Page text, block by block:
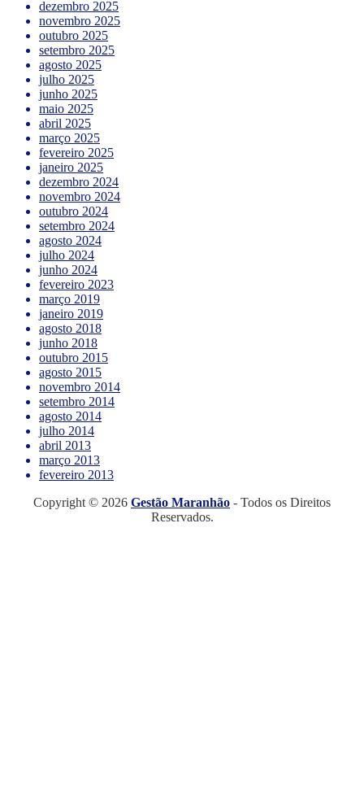
dezembro 2025
novembro 2025
outubro 2025
setembro 2025
agosto 2025
julho 2025
junho 2025
maio 2025
abril 2025
março 2025
fevereiro 2025
janeiro 2025
dezembro 2024
novembro 2024
outubro 2024
setembro 2024
agosto 2024
julho 2024
junho 2024
fevereiro 2023
março 2019
janeiro 2019
agosto 2018
junho 2018
outubro 2015
agosto 2015
novembro 2014
setembro 2014
agosto 2014
julho 2014
abril 2013
março 2013
fevereiro 2013
Copyright © 2026 Gestão Maranhão - Todos os Direitos
Reservados.